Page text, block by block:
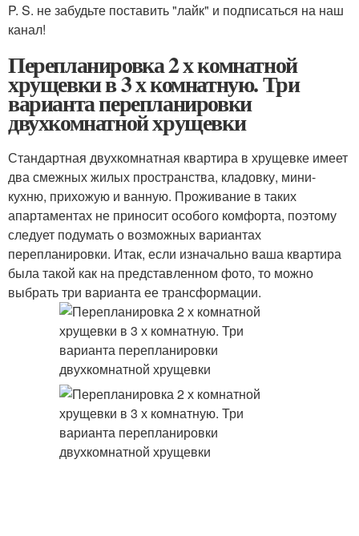
P. S. не забудьте поставить "лайк" и подписаться на наш
канал!
Перепланировка 2 х комнатной
хрущевки в 3 х комнатную. Три
варианта перепланировки
двухкомнатной хрущевки
Стандартная двухкомнатная квартира в хрущевке имеет
два смежных жилых пространства, кладовку, мини-
кухню, прихожую и ванную. Проживание в таких
апартаментах не приносит особого комфорта, поэтому
следует подумать о возможных вариантах
перепланировки. Итак, если изначально ваша квартира
была такой как на представленном фото, то можно
выбрать три варианта ее трансформации.